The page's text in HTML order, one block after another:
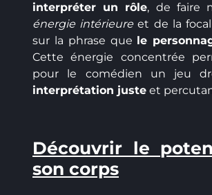
interpréter un rôle, de faire
énergie intérieure et de la
sur la phrase que le
Cette énergie concentrée
pour le comédien un jeu
interprétation juste et
Découvrir le
son corps